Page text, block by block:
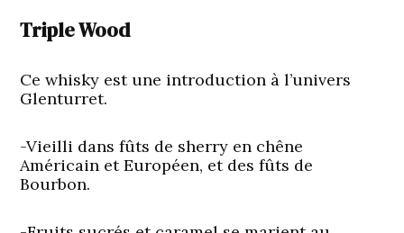
Triple Wood
Ce whisky est une introduction à l’univers
Glenturret.
-Vieilli dans fûts de sherry en chêne
Américain et Européen, et des fûts de
Bourbon.